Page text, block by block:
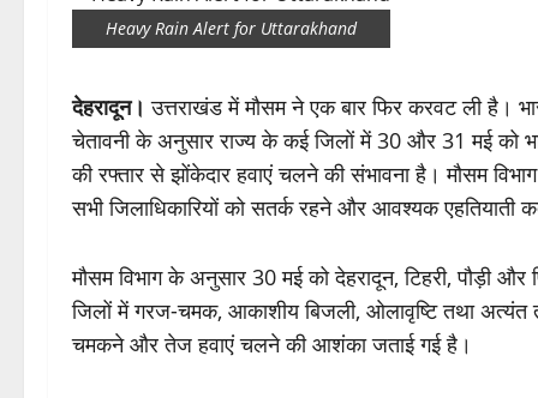
Heavy Rain Alert for Uttarakhand
देहरादून। उत्तराखंड में मौसम ने एक बार फिर करवट ली है।
चेतावनी के अनुसार राज्य के कई जिलों में 30 और 31 मई को
की रफ्तार से झोंकेदार हवाएं चलने की संभावना है। मौसम
सभी जिलाधिकारियों को सतर्क रहने और आवश्यक एहतियाती
मौसम विभाग के अनुसार 30 मई को देहरादून, टिहरी, पौड़ी और
जिलों में गरज-चमक, आकाशीय बिजली, ओलावृष्टि तथा अत्यंत
चमकने और तेज हवाएं चलने की आशंका जताई गई है।